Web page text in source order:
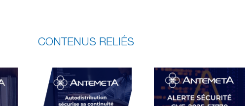
CONTENUS RELIÉS